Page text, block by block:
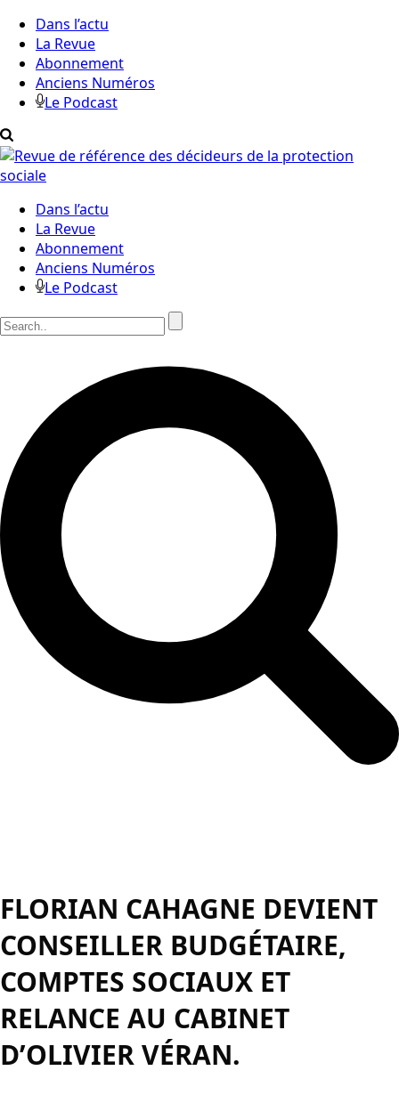
Dans l’actu
La Revue
Abonnement
Anciens Numéros
Le Podcast
Dans l’actu
La Revue
Abonnement
Anciens Numéros
Le Podcast
FLORIAN CAHAGNE DEVIENT
CONSEILLER BUDGÉTAIRE,
COMPTES SOCIAUX ET
RELANCE AU CABINET
D’OLIVIER VÉRAN.